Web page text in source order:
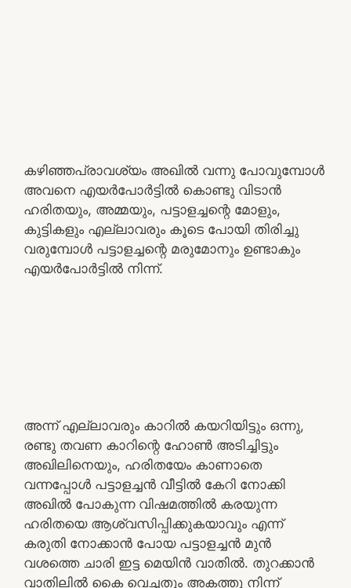
കഴിഞ്ഞപ്രാവശ്യം അഖിൽ വന്നു പോവുമ്പോൾ
അവനെ എയർപോർട്ടിൽ കൊണ്ടു വിടാൻ
ഹരിതയും, അമ്മയും, പട്ടാളച്ചന്റെ മോളും,
കുട്ടികളും എല്ലാവരും കൂടെ പോയി തിരിച്ചു
വരുമ്പോൾ പട്ടാളച്ചന്റെ മരുമോനും ഉണ്ടാകും
എയർപോർട്ടിൽ നിന്ന്.
അന്ന് എല്ലാവരും കാറിൽ കയറിയിട്ടും ഒന്നു,
രണ്ടു തവണ കാറിന്റെ ഹോൺ അടിച്ചിട്ടും
അഖിലിനെയും, ഹരിതയേം കാണാതെ
വന്നപ്പോൾ പട്ടാളച്ചൻ വീട്ടിൽ കേറി നോക്കി
അഖിൽ പോകുന്ന വിഷമത്തിൽ കരയുന്ന
ഹരിതയെ ആശ്വസിപ്പിക്കുകയാവും എന്ന്
കരുതി നോക്കാൻ പോയ പട്ടാളച്ചൻ മുൻ
വശത്തെ ചാരി ഇട്ട മെയിൻ വാതിൽ. തുറക്കാൻ
വാതിലിൽ കൈ വെച്ചതും അകത്തു നിന്ന്